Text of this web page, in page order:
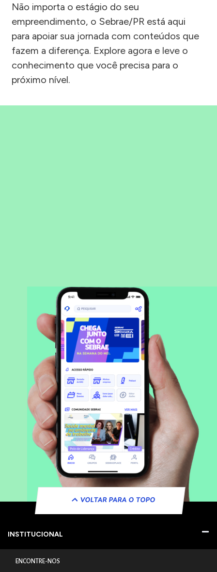
Não importa o estágio do seu
empreendimento, o Sebrae/PR está aqui
para apoiar sua jornada com conteúdos que
fazem a diferença. Explore agora e leve o
conhecimento que você precisa para o
próximo nível.
VOLTAR PARA O TOPO
INSTITUCIONAL
ENCONTRE-NOS